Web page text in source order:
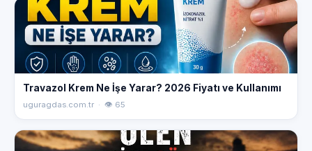
Travazol Krem Ne İşe Yarar? 2026 Fiyatı ve Kullanımı
uguragdas.com.tr · 👁 65